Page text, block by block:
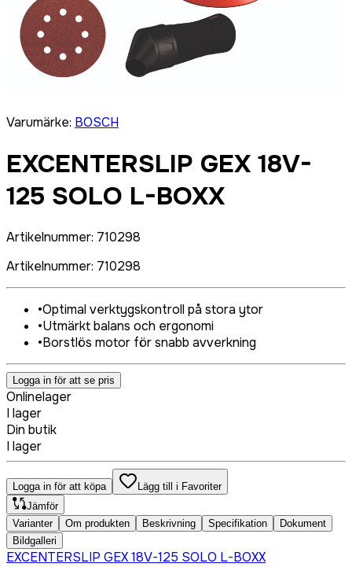
Varumärke: BOSCH
EXCENTERSLIP GEX 18V-
125 SOLO L-BOXX
Artikelnummer: 710298
Artikelnummer: 710298
•Optimal verktygskontroll på stora ytor
•Utmärkt balans och ergonomi
•Borstlös motor för snabb avverkning
Logga in för att se pris
Onlinelager
I lager
Din butik
I lager
Logga in för att köpa
Lägg till i Favoriter
Jämför
Varianter
Om produkten Beskrivning Specifikation
Dokument
Bildgalleri
EXCENTERSLIP GEX 18V-125 SOLO L-BOXX